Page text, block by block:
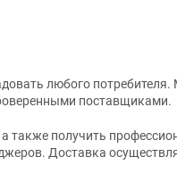
любого
поставщиками.
также получить
Доставка